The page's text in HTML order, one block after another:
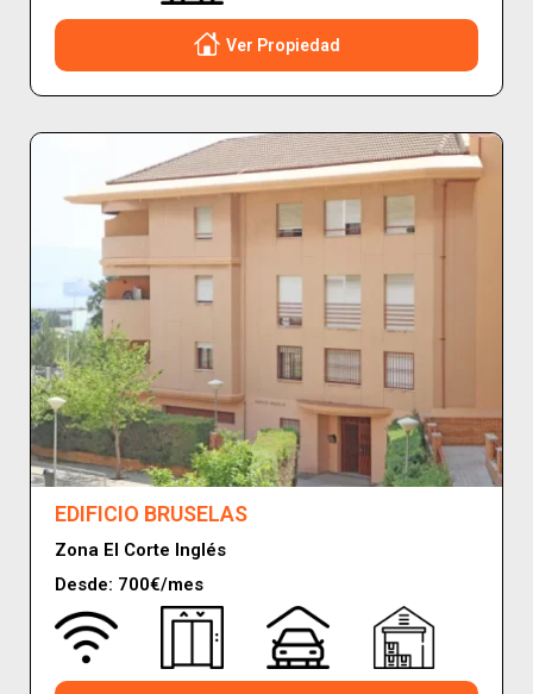
Ver Propiedad
EDIFICIO BRUSELAS
Zona El Corte Inglés
Desde: 700€/mes